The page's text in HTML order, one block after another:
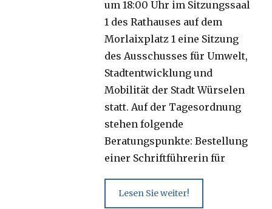
um 18:00 Uhr im Sitzungssaal
1 des Rathauses auf dem
Morlaixplatz 1 eine Sitzung
des Ausschusses für Umwelt,
Stadtentwicklung und
Mobilität der Stadt Würselen
statt. Auf der Tagesordnung
stehen folgende
Beratungspunkte: Bestellung
einer Schriftführerin für
Lesen Sie weiter!